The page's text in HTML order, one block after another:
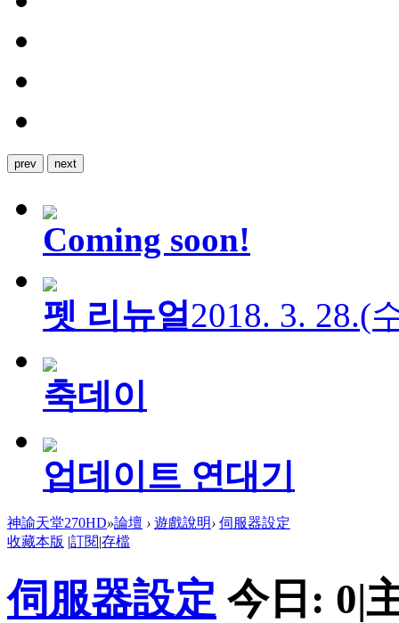
prev next
Coming soon!
펫 리뉴얼2018. 3. 28.(
축데이
업데이트 연대기
神諭天堂270HD»論壇 › 遊戲說明› 伺服器設定
收藏本版 |訂閱|存檔
伺服器設定 今日: 0|